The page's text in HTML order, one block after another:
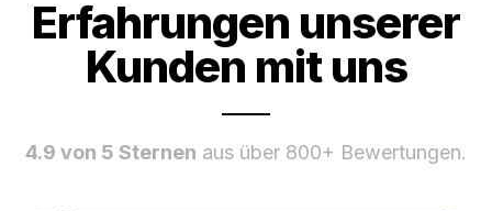
Erfahrungen unserer
Kunden mit uns
4.9 von 5 Sternen aus über 800+ Bewertungen.